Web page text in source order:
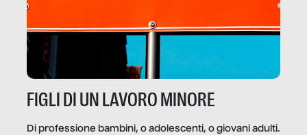
FIGLI DI UN LAVORO MINORE
Di professione bambini, o adolescenti, o giovani adulti.